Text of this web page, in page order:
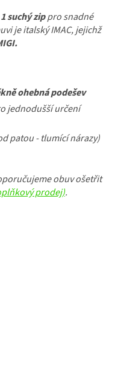
suchý zippro snadné
je italský IMAC, jejichž
ohebná podešev
jednodušší určení
patou - tlumící nárazy)
obuv ošetřit
prodej).